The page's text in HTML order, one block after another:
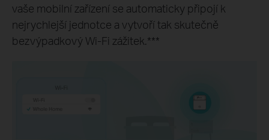
vaše mobilní zařízení se automaticky připojí k
nejrychlejší jednotce a vytvoří tak skutečně
bezvýpadkový Wi-Fi zážitek.***